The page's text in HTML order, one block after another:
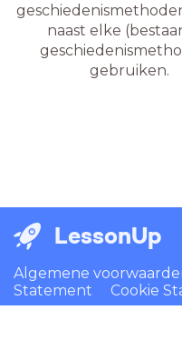
naast elke
gebruiken.
LessonUp
Algemene
Statement
Cookie